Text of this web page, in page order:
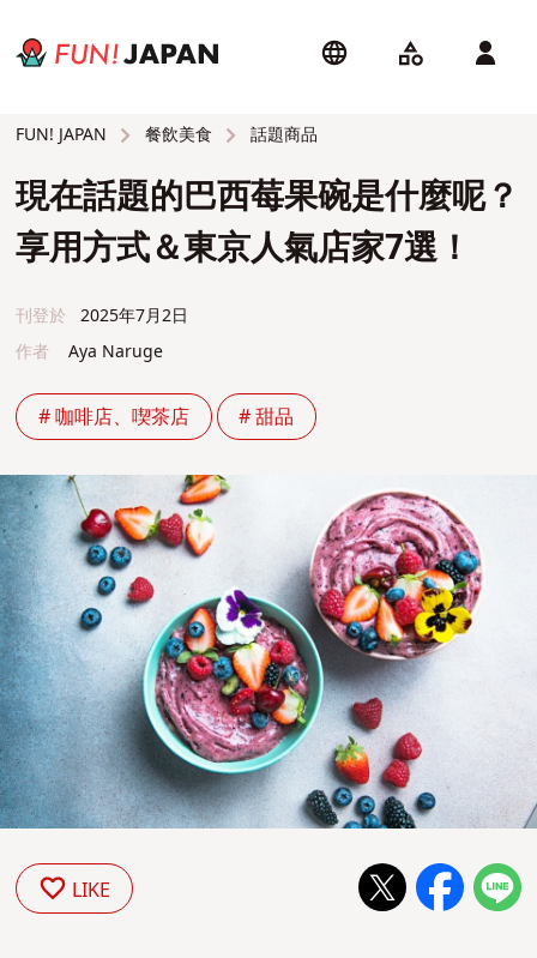
FUN! JAPAN 餐飲美食 話題商品
現在話題的巴西莓果碗是什麼呢？
享用方式＆東京人氣店家7選！
刊登於
2025年7月2日
作者
Aya Naruge
# 咖啡店、喫茶店 # 甜品
LIKE